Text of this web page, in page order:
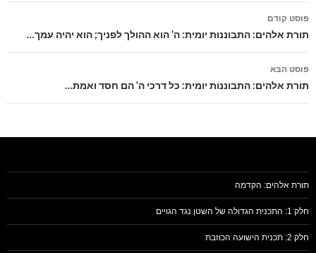
ניווט
בפוסטים
פוסט קודם
תורת אלהים: התבוננות יומית: ה' הוא ההולך לפניך; הוא יהיה עמך…
פוסט הבא
תורת אלהים: התבוננות יומית: כל דרכי ה' הם חסד ואמת…
תורת אלהים: הקדמה
חלק 1: התכנית הגדולה של השטן נגד הגויים
חלק 2: תכנית הישועה הכוזבת